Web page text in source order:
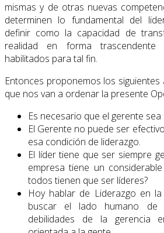
mismas y de otras nuevas
determinen lo fundamental del
definir como la capacidad de
realidad en forma
habilitados para tal fin.
Entonces proponemos los
que nos van a ordenar la presente
Es necesario que el gerente sea
El Gerente no puede ser
esa condición de liderazgo.
El líder tiene que ser siempre
empresa tiene un
todos tienen que ser líderes?
Hoy hablar de Liderazgo en
buscar el lado humano
debilidades de la gerencia